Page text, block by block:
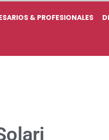
& PROFESIONALES